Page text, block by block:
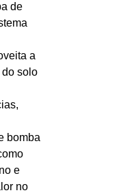
de
a
do solo
bomba
e
no